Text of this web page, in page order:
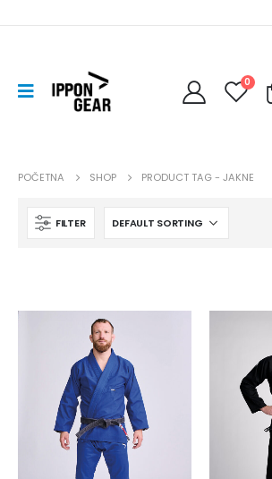
0
POČETNA SHOP PRODUCT TAG - JAKNE
FILTER